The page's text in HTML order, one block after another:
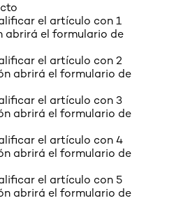
el artículo con 1
abrirá el formulario de
el artículo con 2
abrirá el formulario de
el artículo con 3
abrirá el formulario de
el artículo con 4
abrirá el formulario de
el artículo con 5
abrirá el formulario de